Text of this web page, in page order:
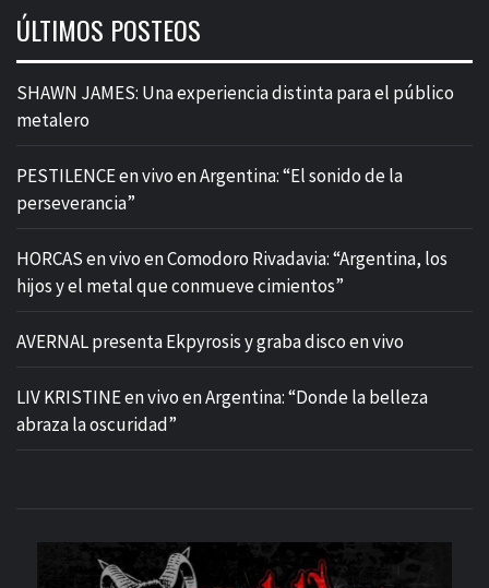
ÚLTIMOS POSTEOS
SHAWN JAMES: Una experiencia distinta para el público
metalero
PESTILENCE en vivo en Argentina: “El sonido de la
perseverancia”
HORCAS en vivo en Comodoro Rivadavia: “Argentina, los
hijos y el metal que conmueve cimientos”
AVERNAL presenta Ekpyrosis y graba disco en vivo
LIV KRISTINE en vivo en Argentina: “Donde la belleza
abraza la oscuridad”